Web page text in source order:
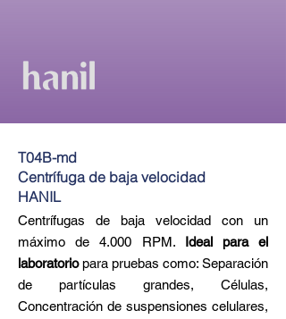
T04B-md
Centrífuga de baja velocidad
HANIL
Centrífugas de baja velocidad con un
máximo de 4.000 RPM. Ideal para el
laboratoriopara pruebas como: Separación
de partículas grandes, Células,
Concentración de suspensiones celulares,